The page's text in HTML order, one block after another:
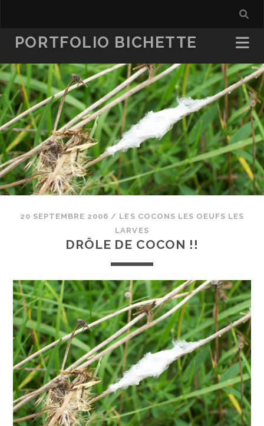
PORTFOLIO BICHETTE
20 SEPTEMBRE 2006 / LES COCONS LES OEUFS LES
LARVES
DRÔLE DE COCON !!